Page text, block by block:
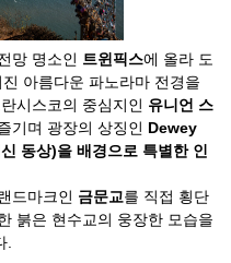
망 명소인 트윈픽스에 올라 도
아름다운 파노라마 전경을
시스코의 중심지인 유니언 스
기며 광장의 상징인 Dewey
동상)을 배경으로 특별한 인
드마크인 금문교를 직접 횡단
붉은 현수교의 웅장한 모습을
.